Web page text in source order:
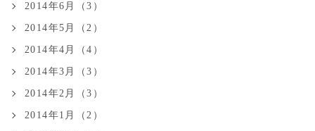
2014年6月（3）
2014年5月（2）
2014年4月（4）
2014年3月（3）
2014年2月（3）
2014年1月（2）